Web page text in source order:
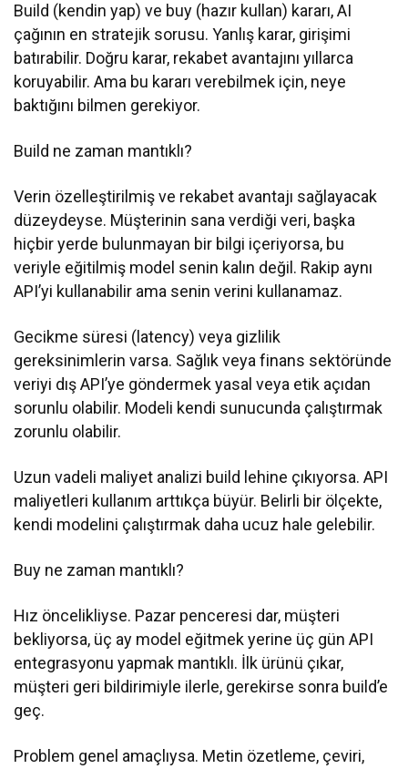
Build (kendin yap) ve buy (hazır kullan) kararı, AI
çağının en stratejik sorusu. Yanlış karar, girişimi
batırabilir. Doğru karar, rekabet avantajını yıllarca
koruyabilir. Ama bu kararı verebilmek için, neye
baktığını bilmen gerekiyor.
Build ne zaman mantıklı?
Verin özelleştirilmiş ve rekabet avantajı sağlayacak
düzeydeyse. Müşterinin sana verdiği veri, başka
hiçbir yerde bulunmayan bir bilgi içeriyorsa, bu
veriyle eğitilmiş model senin kalın değil. Rakip aynı
API’yi kullanabilir ama senin verini kullanamaz.
Gecikme süresi (latency) veya gizlilik
gereksinimlerin varsa. Sağlık veya finans sektöründe
veriyi dış API’ye göndermek yasal veya etik açıdan
sorunlu olabilir. Modeli kendi sunucunda çalıştırmak
zorunlu olabilir.
Uzun vadeli maliyet analizi build lehine çıkıyorsa. API
maliyetleri kullanım arttıkça büyür. Belirli bir ölçekte,
kendi modelini çalıştırmak daha ucuz hale gelebilir.
Buy ne zaman mantıklı?
Hız öncelikliyse. Pazar penceresi dar, müşteri
bekliyorsa, üç ay model eğitmek yerine üç gün API
entegrasyonu yapmak mantıklı. İlk ürünü çıkar,
müşteri geri bildirimiyle ilerle, gerekirse sonra build’e
geç.
Problem genel amaçlıysa. Metin özetleme, çeviri,